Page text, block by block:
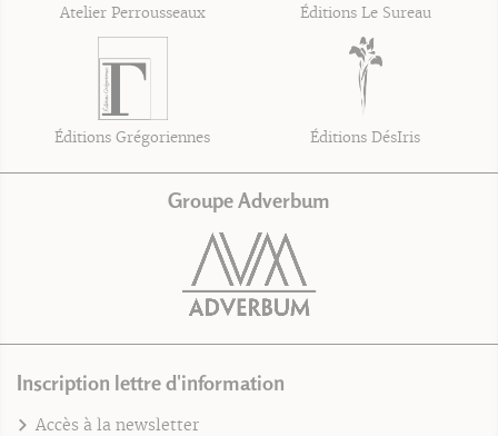
Atelier Perrousseaux Éditions Le Sureau
Éditions Grégoriennes Éditions DésIris
Groupe Adverbum
Inscription lettre d'information
Accès à la newsletter